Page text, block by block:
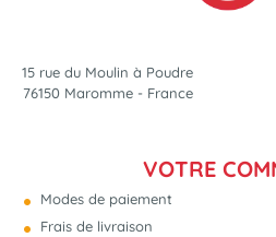
15 rue du Moulin à Poudre
76150 Maromme - France
VOTRE
Modes de paiement
Frais de livraison